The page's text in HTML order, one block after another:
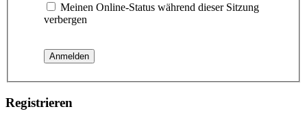
Meinen Online-Status während dieser Sitzung
verbergen
Registrieren